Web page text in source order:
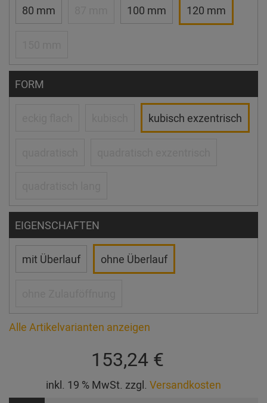
80 mm 100 mm 120 mm
FORM
kubisch exzentrisch
EIGENSCHAFTEN
mit Überlauf ohne Überlauf
Alle Artikelvarianten anzeigen
153,24 €
inkl. 19 % MwSt. zzgl. Versandkosten